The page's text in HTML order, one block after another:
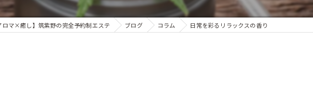
ロマ×癒し】筑紫野の完全予約制エステ ブログ コラム 日常を彩るリラックスの香り